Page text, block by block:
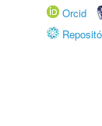
Orcid